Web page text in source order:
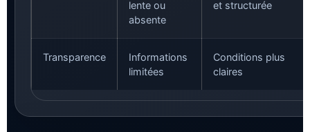
lente ou
absente
et structurée
Transparence
Informations
limitées
Conditions plus
claires